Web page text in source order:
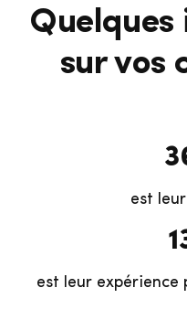
sur vos
est
est leur expérience